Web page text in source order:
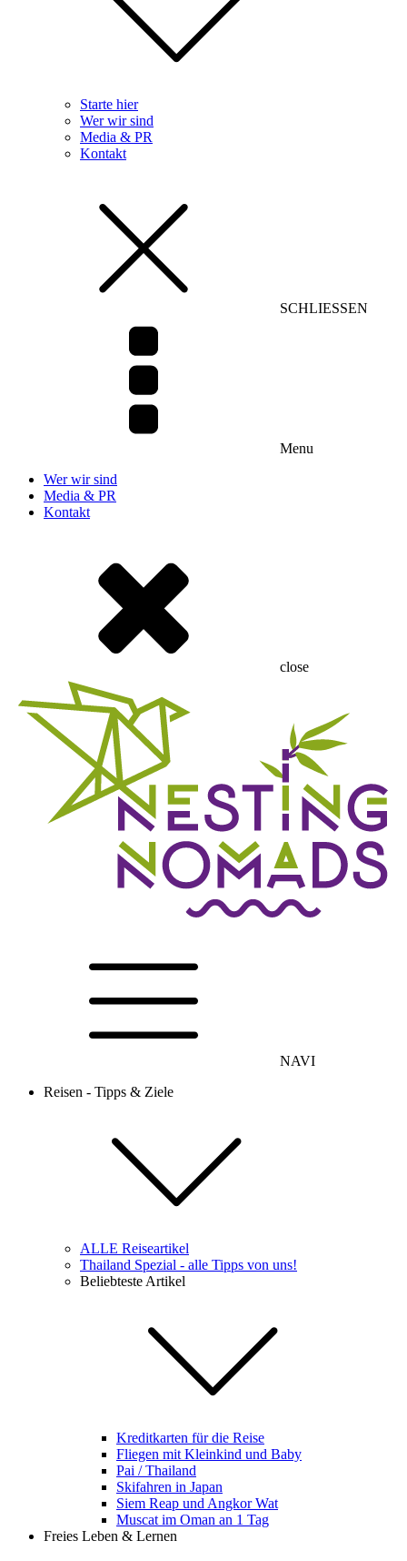
Starte hier
Wer wir sind
Media & PR
Kontakt
SCHLIESSEN
Menu
Wer wir sind
Media & PR
Kontakt
close
NAVI
Reisen - Tipps & Ziele
ALLE Reiseartikel
Thailand Spezial - alle Tipps von uns!
Beliebteste Artikel
Kreditkarten für die Reise
Fliegen mit Kleinkind und Baby
Pai / Thailand
Skifahren in Japan
Siem Reap und Angkor Wat
Muscat im Oman an 1 Tag
Freies Leben & Lernen